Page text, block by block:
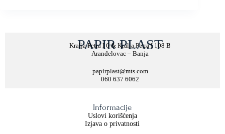
PAPIR PLAST
Kralja Petra I 6 & Kralja Petra I 108 B
Aranđelovac – Banja
papirplast@mts.com
060 637 6062
Informacije
Uslovi korišćenja
Izjava o privatnosti